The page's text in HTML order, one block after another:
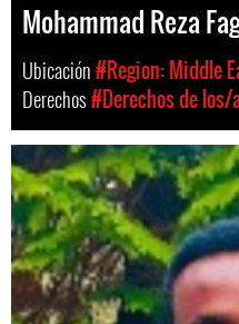
Mohammad Reza
Ubicación#Region: Middle
Derechos#Derechos de